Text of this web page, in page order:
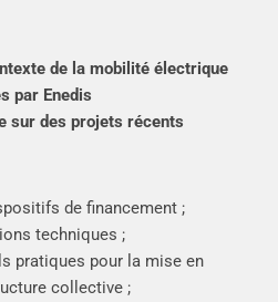
de la mobilité électrique
par Enedis
sur des projets récents
de financement ;
techniques ;
pratiques pour la mise en
collective ;